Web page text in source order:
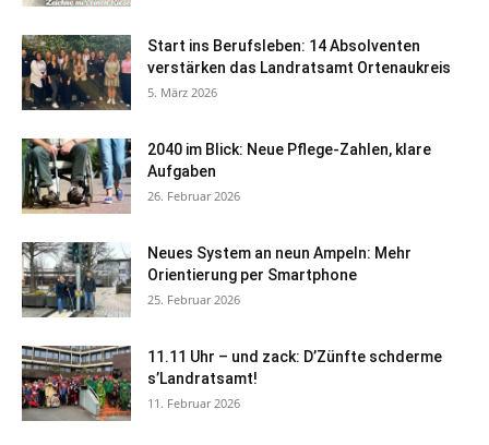
Start ins Berufsleben: 14 Absolventen
verstärken das Landratsamt Ortenaukreis
5. März 2026
2040 im Blick: Neue Pflege-Zahlen, klare
Aufgaben
26. Februar 2026
Neues System an neun Ampeln: Mehr
Orientierung per Smartphone
25. Februar 2026
11.11 Uhr – und zack: D’Zünfte schderme
s’Landratsamt!
11. Februar 2026